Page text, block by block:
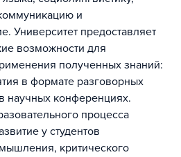
и
Университет предоставляет
возможности для
полученных знаний:
в формате разговорных
научных конференциях.
процесса
у студентов
критического